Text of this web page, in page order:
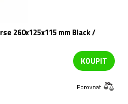
260x125x115 mm Black /
KOUPIT
Porovnat